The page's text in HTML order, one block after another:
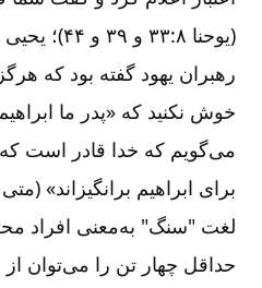
(یوحنا ۸:‏۳۳
رهبران یهود گفته بود که
خوش نکنید که «پدر ما
می‌گویم که خدا قادر است
لغت "سنگ" به‌معنی افراد
حداقل چهار تن را می‌توان